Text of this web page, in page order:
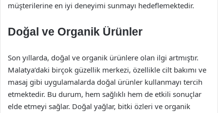
müşterilerine en iyi deneyimi sunmayı hedeflemektedir.
Doğal ve Organik Ürünler
Son yıllarda, doğal ve organik ürünlere olan ilgi artmıştır.
Malatya’daki birçok güzellik merkezi, özellikle cilt bakımı ve
masaj gibi uygulamalarda doğal ürünler kullanmayı tercih
etmektedir. Bu durum, hem sağlıklı hem de etkili sonuçlar
elde etmeyi sağlar. Doğal yağlar, bitki özleri ve organik